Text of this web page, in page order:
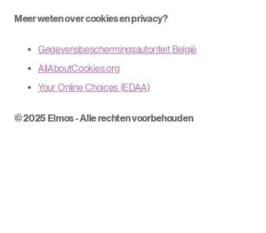
Meer weten over cookies en privacy?
Gegevensbeschermingsautoriteit België
AllAboutCookies.org
Your Online Choices (EDAA)
© 2025 Elmos - Alle rechten voorbehouden